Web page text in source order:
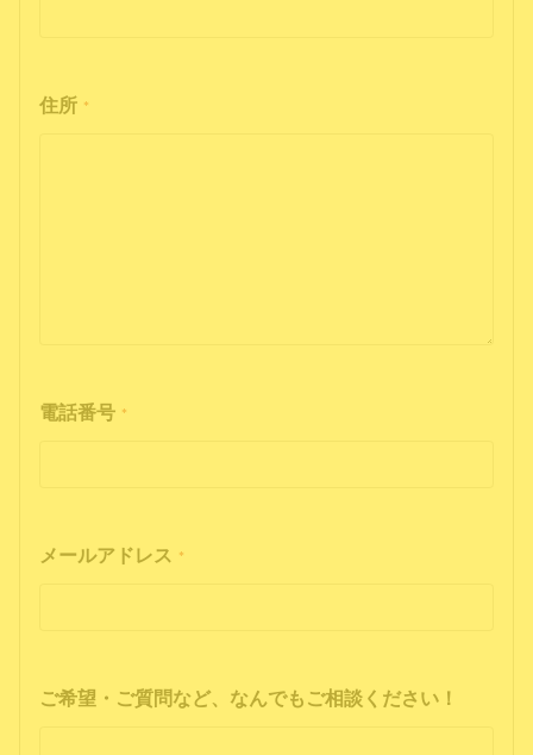
住所 *
電話番号 *
メールアドレス *
ご希望・ご質問など、なんでもご相談ください！